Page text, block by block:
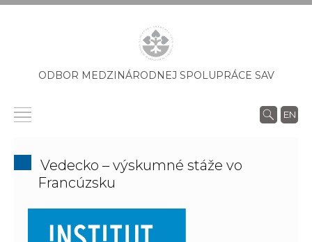
ODBOR MEDZINÁRODNEJ SPOLUPRÁCE SAV
EN
Vedecko – výskumné stáže vo
Francúzsku